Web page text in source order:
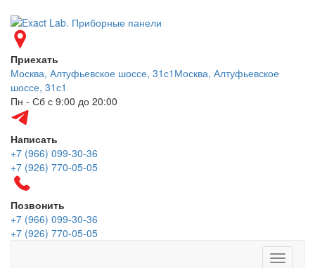
Приехать
Москва, Алтуфьевское шоссе, 31с1 Москва, Алтуфьевское
шоссе, 31с1
Пн - Сб с 9:00 до 20:00
Написать
+7 (966) 099-30-36
+7 (926) 770-05-05
Позвонить
+7 (966) 099-30-36
+7 (926) 770-05-05
Меню